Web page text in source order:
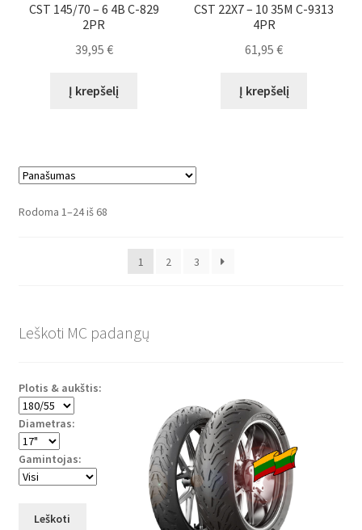
CST 145/70 – 6 4B C-829
2PR
39,95 €
Į krepšelį
CST 22X7 – 10 35M C-9313
4PR
61,95€
Į krepšelį
Rodoma 1–24 iš 68Rūšiuojama
populiarumą
1
2 3
Leškoti MC padangų
Plotis & aukštis:
Diametras:
Gamintojas:
Leškoti